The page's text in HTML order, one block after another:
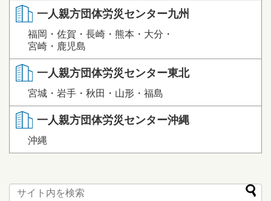
一人親方団体労災センター九州
福岡・佐賀・長崎・熊本・大分・
宮崎・鹿児島
一人親方団体労災センター東北
宮城・岩手・秋田・山形・福島
一人親方団体労災センター沖縄
沖縄